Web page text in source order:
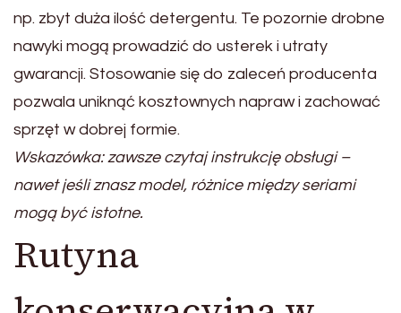
np. zbyt duża ilość detergentu. Te pozornie drobne
nawyki mogą prowadzić do usterek i utraty
gwarancji. Stosowanie się do zaleceń producenta
pozwala uniknąć kosztownych napraw i zachować
sprzęt w dobrej formie.
Wskazówka: zawsze czytaj instrukcję obsługi –
nawet jeśli znasz model, różnice między seriami
mogą być istotne.
Rutyna